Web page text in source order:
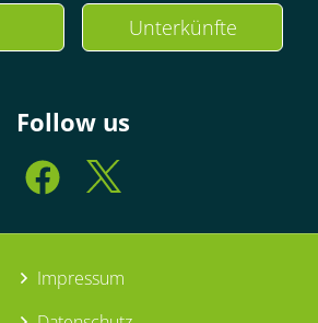
Unterkünfte
Follow us
Impressum